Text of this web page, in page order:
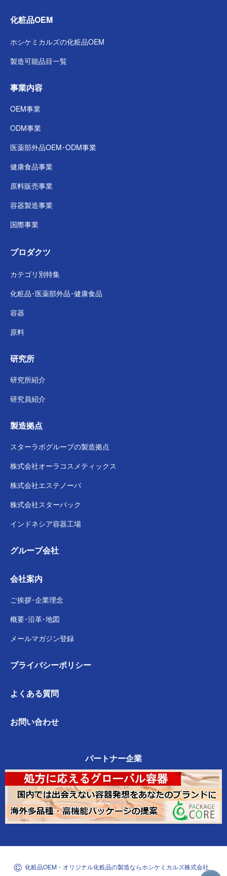
化粧品OEM
ホシケミカルズの化粧品OEM
製造可能品目一覧
事業内容
OEM事業
ODM事業
医薬部外品OEM･ODM事業
健康食品事業
原料販売事業
容器製造事業
国際事業
プロダクツ
カテゴリ別特集
化粧品･医薬部外品･健康食品
容器
原料
研究所
研究所紹介
研究員紹介
製造拠点
スターラボグループの製造拠点
株式会社オーラコスメティックス
株式会社エステノーバ
株式会社スターパック
インドネシア容器工場
グループ会社
会社案内
ご挨拶･企業理念
概要･沿革･地図
メールマガジン登録
よくある質問
プライバシーポリシー
お問い合わせ
パートナー企業
© 化粧品OEM・オリジナル化粧品の製造ならホシケミカルズ株式会社